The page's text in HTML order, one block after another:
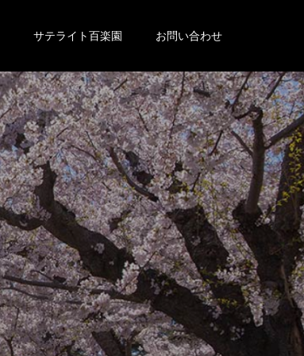
サテライト百楽園 お問い合わせ